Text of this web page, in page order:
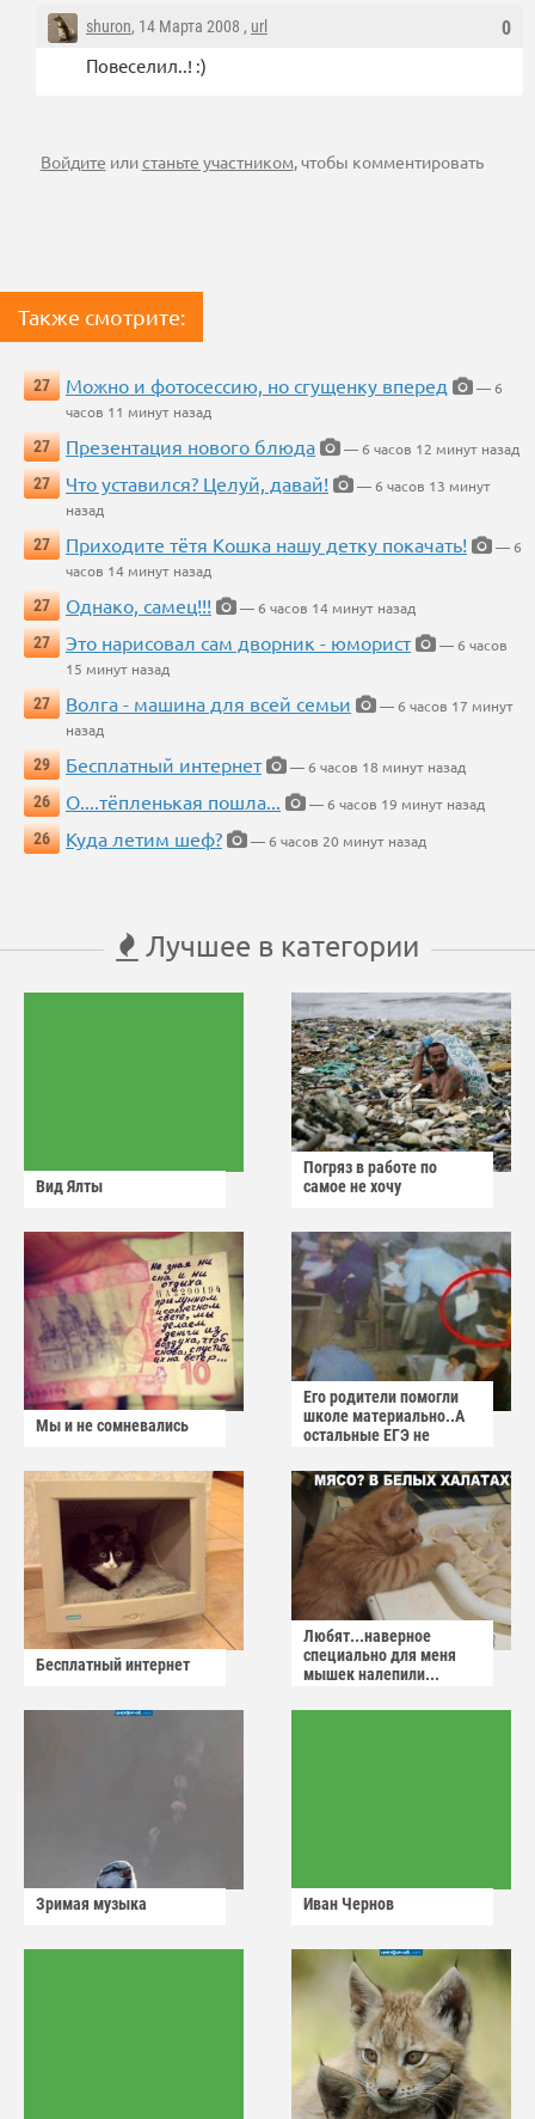
0
shuron, 14 Марта 2008 , url
Повеселил..! :)
Войдите илистаньте участником, чтобы комментировать
Также смотрите:
27 Можно и фотосессию, но сгущенку вперед
— 6
часов 11 минут назад
27
Презентация нового блюда
— 6 часов 12 минут назад
27
Что уставился? Целуй, давай!
— 6 часов 13 минут
назад
27
Приходите тётя Кошка нашу детку покачать!
— 6
часов 14 минут назад
27
Однако, самец!!!
— 6 часов 14 минут назад
27
Это нарисовал сам дворник - юморист
— 6 часов
15 минут назад
27
Волга - машина для всей семьи
— 6 часов 17 минут
назад
29
Бесплатный интернет
— 6 часов 18 минут назад
26
О....тёпленькая пошла...
— 6 часов 19 минут назад
26
Куда летим шеф? — 6 часов 20 минут назад
Лучшее в категории
Вид Ялты
Погряз в работе по
самое не хочу
Мы и не сомневались
Его родители помогли
школе материально..А
остальные ЕГЭ не
Бесплатный интернет
Любят...наверное
специально для меня
мышек налепили...
Зримая музыка Иван Чернов